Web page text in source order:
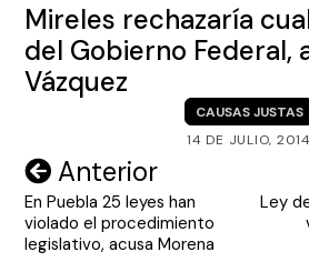
ENGLISH
Mireles rechazaría
del Gobierno Federal,
Vázquez
CAUSAS JUSTAS
14 DE JULIO, 2014
Navegación
de
entradas
Anterior
En Puebla 25 leyes han
violado el procedimiento
legislativo, acusa Morena
Ley